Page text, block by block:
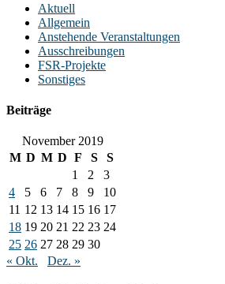
Aktuell
Allgemein
Anstehende Veranstaltungen
Ausschreibungen
FSR-Projekte
Sonstiges
Beiträge
November 2019
M D M D F S
S
1
2
3
4
5 6 7 8 9
10
11 12 13 14 15 16 17
18 19 20 21 22 23 24
25 26 27 28 29 30
« Okt.
Dez. »